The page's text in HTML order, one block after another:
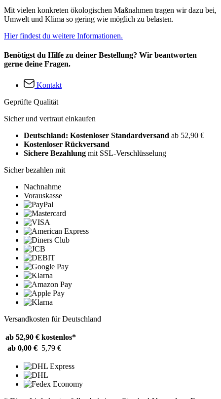
Mit vielen konkreten ökologischen Maßnahmen tragen wir dazu bei,
Umwelt und Klima so gering wie möglich zu belasten.
Hier findest du weitere Informationen.
Benötigst du Hilfe zu deiner Bestellung? Wir beantworten
gerne deine Fragen.
Kontakt
Geprüfte Qualität
Sicher und vertraut einkaufen
Deutschland: Kostenloser Standardversand ab 52,90 €
Kostenloser Rückversand
Sichere Bezahlung mit SSL-Verschlüsselung
Sicher bezahlen mit
Nachnahme
Vorauskasse
Versandkosten für Deutschland
ab 52,90 € kostenlos*
ab 0,00 € 5,79 €